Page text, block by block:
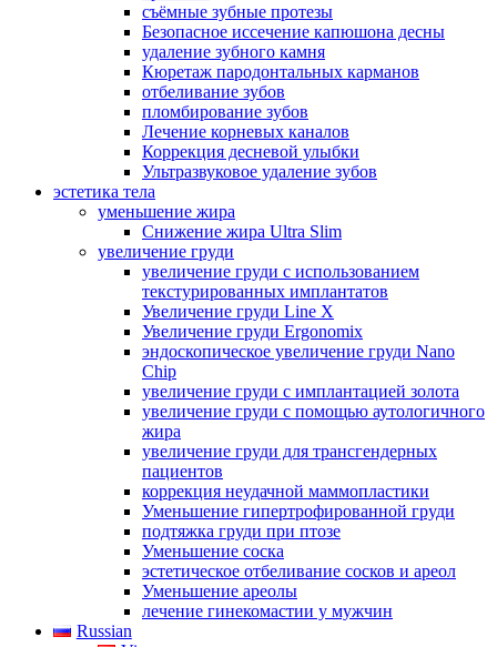
съёмные зубные протезы
Безопасное иссечение капюшона десны
удаление зубного камня
Кюретаж пародонтальных карманов
отбеливание зубов
пломбирование зубов
Лечение корневых каналов
Коррекция десневой улыбки
Ультразвуковое удаление зубов
эстетика тела
уменьшение жира
Снижение жира Ultra Slim
увеличение груди
увеличение груди с использованием
текстурированных имплантатов
Увеличение груди Line X
Увеличение груди Ergonomix
эндоскопическое увеличение груди Nano
Chip
увеличение груди с имплантацией золота
увеличение груди с помощью аутологичного
жира
увеличение груди для трансгендерных
пациентов
коррекция неудачной маммопластики
Уменьшение гипертрофированной груди
подтяжка груди при птозе
Уменьшение соска
эстетическое отбеливание сосков и ареол
Уменьшение ареолы
лечение гинекомастии у мужчин
Russian